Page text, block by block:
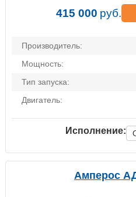
415 000 руб.
Производитель:
Мощность:
Тип запуска:
Двигатель:
Исполнение:
Амперос